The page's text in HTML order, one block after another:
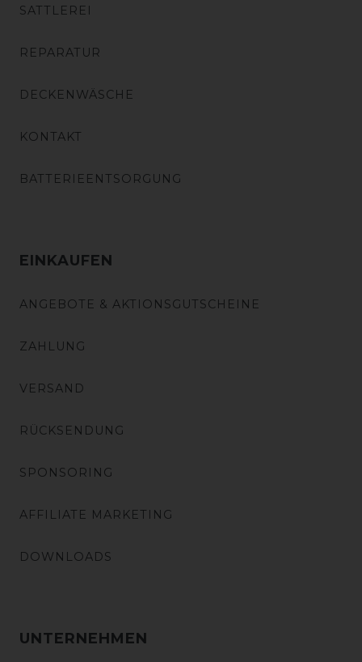
SATTLEREI
REPARATUR
DECKENWÄSCHE
KONTAKT
BATTERIEENTSORGUNG
EINKAUFEN
ANGEBOTE & AKTIONSGUTSCHEINE
ZAHLUNG
VERSAND
RÜCKSENDUNG
SPONSORING
AFFILIATE MARKETING
DOWNLOADS
UNTERNEHMEN